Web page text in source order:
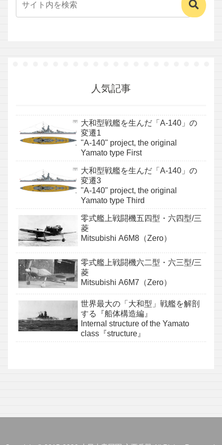
人気記事
大和型戦艦を生んだ「A-140」の
変遷1
"A-140" project, the original
Yamato type First
大和型戦艦を生んだ「A-140」の
変遷3
"A-140" project, the original
Yamato type Third
零式艦上戦闘機五四型・六四型/三
菱
Mitsubishi A6M8（Zero）
零式艦上戦闘機六二型・六三型/三
菱
Mitsubishi A6M7（Zero）
世界最大の「大和型」戦艦を解剖
する『船体構造編』
Internal structure of the Yamato
class『structure』